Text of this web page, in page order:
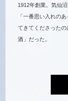
1912年創業。気仙
「一番思い入れの
てきてくださった
酒」だった。